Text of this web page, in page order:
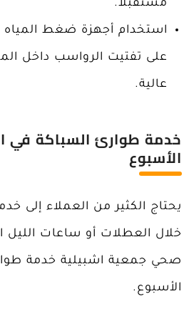
مستقبلاً.
استخدام أجهزة ضغط المياه
على تفتيت الرواسب داخل
عالية.
خدمة طوارئ السباكة في
الأسبوع
يحتاج الكثير من العملاء إلى
خلال العطلات أو ساعات الليل
صحي جمعية اشبيلية خدمة
الأسبوع.